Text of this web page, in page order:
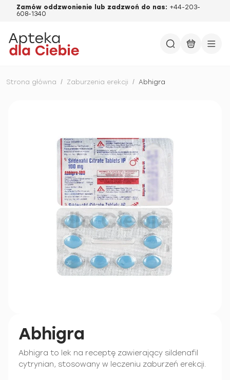
Zamów oddzwonienie lub zadzwoń do nas: +44-203-
608-1340
Strona główna / Zaburzenia erekcji / Abhigra
Abhigra
Abhigra to lek na receptę zawierający sildenafil
cytrynian, stosowany w leczeniu zaburzeń erekcji.